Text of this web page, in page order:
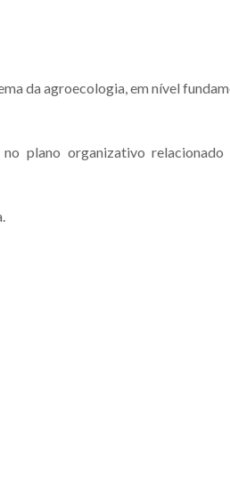
da agroecologia, em nível
plano organizativo relacionado